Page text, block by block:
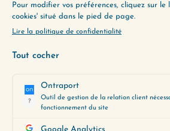
Utilisez notre Guide